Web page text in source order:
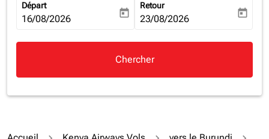
Départ
fc-booking-departure-date-aria-label
16/08/2026 today
Retour
fc-booking-return-date-aria-
23/08/2026 today
Chercher